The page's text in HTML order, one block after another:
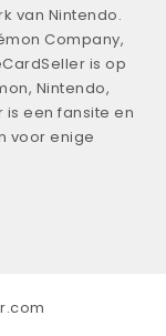
van Nintendo.
Company,
is op
Nintendo,
is een fansite en
voor enige